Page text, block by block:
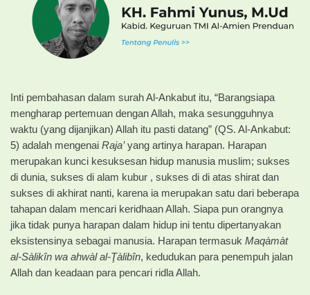
Inti pembahasan dalam surah Al-Ankabut itu, “Barangsiapa
mengharap pertemuan dengan Allah, maka sesungguhnya
waktu (yang dijanjikan) Allah itu pasti datang” (QS. Al-Ankabut:
5) adalah mengenai Raja’yang artinya harapan. Harapan
merupakan kunci kesuksesan hidup manusia muslim; sukses
di dunia, sukses di alam kubur , sukses di di atas shirat dan
sukses di akhirat nanti, karena ia merupakan satu dari beberapa
tahapan dalam mencari keridhaan Allah. Siapa pun orangnya
jika tidak punya harapan dalam hidup ini tentu dipertanyakan
eksistensinya sebagai manusia. Harapan termasuk Maqàmàt
al-Sàlikîn wa ahwàl al-Ţàlibîn, kedudukan para penempuh jalan
Allah dan keadaan para pencari ridla Allah.